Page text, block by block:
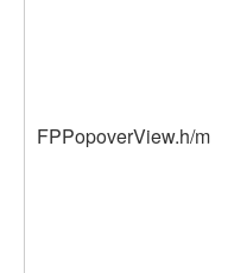
FPPopoverView.h/m